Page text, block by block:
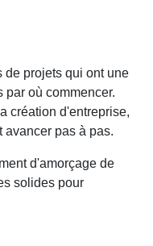
projets qui ont une
où commencer.
création d'entreprise,
pas à pas.
d'amorçage de
solides pour